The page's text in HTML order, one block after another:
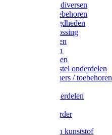
Koe / Stier diversen
Melkers toebehoren
Stalbenodigdheden
Kalververlossing
Stierenringen
Onthoornen
Kalverflessen
Koerugborstel onderdelen
Kalveremmers / toebehoren
Koelift onderdelen
Uieronthaarder
Voerbakken kunststof